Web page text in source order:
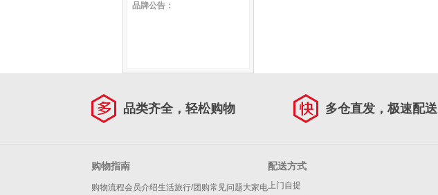
花单肩链条包 啡色
品牌公告：
品类齐全，轻松购物 多仓直发，极速配送
购物指南
购物流程会员介绍生活旅行/团购常见问题大家电
配送方式
上门自提